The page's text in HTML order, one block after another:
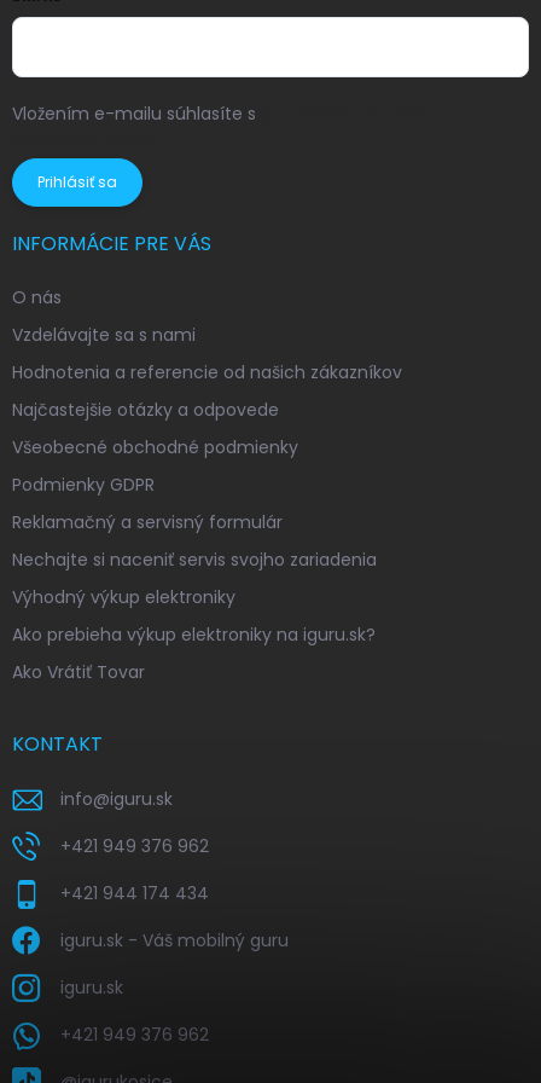
Vložením e-mailu súhlasíte s
Prihlásiť sa
INFORMÁCIE PRE VÁS
O nás
Vzdelávajte sa s nami
Hodnotenia a referencie od našich zákazníkov
Najčastejšie otázky a odpovede
Všeobecné obchodné podmienky
Podmienky GDPR
Reklamačný a servisný formulár
Nechajte si naceniť servis svojho zariadenia
Výhodný výkup elektroniky
Ako prebieha výkup elektroniky na iguru.sk?
Ako Vrátiť Tovar
KONTAKT
info@iguru.sk
+421 949 376 962
+421 944 174 434
iguru.sk - Váš mobilný guru
iguru.sk
+421 949 376 962